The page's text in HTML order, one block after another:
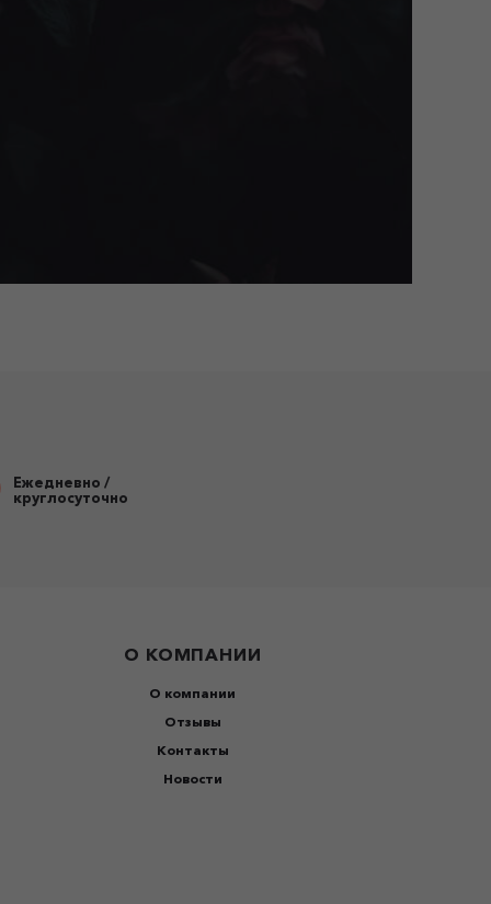
Ежедневно /
круглосуточно
О КОМПАНИИ
О компании
Отзывы
Контакты
Новости